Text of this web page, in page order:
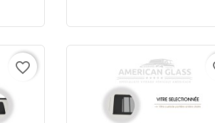
favorite_border